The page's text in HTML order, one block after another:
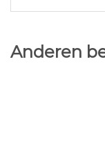
Anderen